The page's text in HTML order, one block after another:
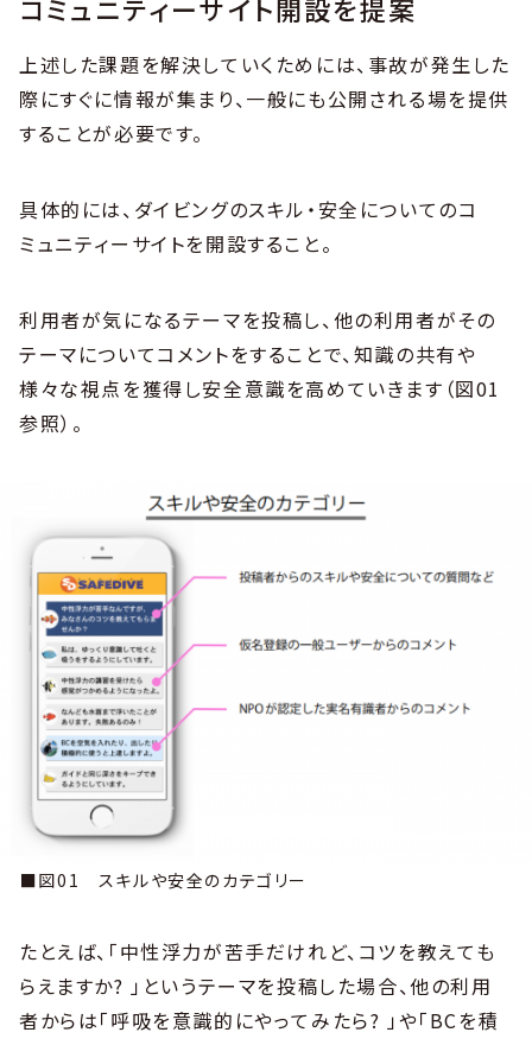
コミュニティーサイト開設を提案
上述した課題を解決していくためには、事故が発生した
際にすぐに情報が集まり、一般にも公開される場を提供
することが必要です。
具体的には、ダイビングのスキル・安全についてのコ
ミュニティーサイトを開設すること。
利用者が気になるテーマを投稿し、他の利用者がその
テーマについてコメントをすることで、知識の共有や
様々な視点を獲得し安全意識を高めていきます（図01
参照）。
■図01 スキルや安全のカテゴリー
たとえば、「中性浮力が苦手だけれど、コツを教えても
らえますか? 」というテーマを投稿した場合、他の利用
者からは「呼吸を意識的にやってみたら? 」や「BCを積